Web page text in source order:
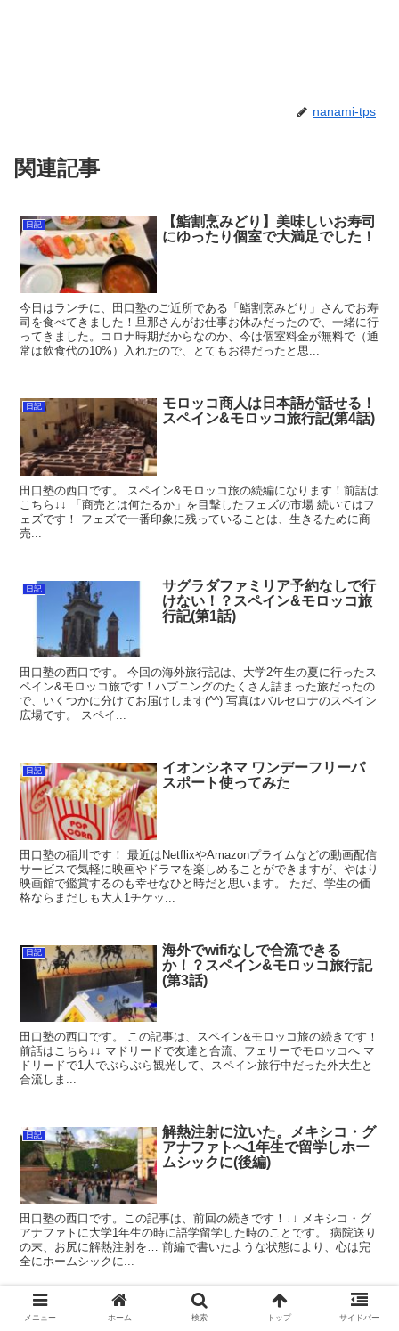
nanami-tps
関連記事
日記
【鮨割烹みどり】美味しいお寿司
にゆったり個室で大満足でした！
今日はランチに、田口塾のご近所である「鮨割烹みどり」さんでお寿
司を食べてきました！旦那さんがお仕事お休みだったので、一緒に行
ってきました。コロナ時期だからなのか、今は個室料金が無料で（通
常は飲食代の10%）入れたので、とてもお得だったと思...
日記
モロッコ商人は日本語が話せる！
スペイン&モロッコ旅行記(第4話)
田口塾の西口です。 スペイン&モロッコ旅の続編になります！前話は
こちら↓↓ 「商売とは何たるか」を目撃したフェズの市場 続いてはフ
ェズです！ フェズで一番印象に残っていることは、生きるために商
売...
日記
サグラダファミリア予約なしで行
けない！？スペイン&モロッコ旅
行記(第1話)
田口塾の西口です。 今回の海外旅行記は、大学2年生の夏に行ったス
ペイン&モロッコ旅です！ハプニングのたくさん詰まった旅だったの
で、いくつかに分けてお届けします(^^) 写真はバルセロナのスペイン
広場です。 スペイ...
日記
イオンシネマ ワンデーフリーパ
スポート使ってみた
田口塾の稲川です！ 最近はNetflixやAmazonプライムなどの動画配信
サービスで気軽に映画やドラマを楽しめることができますが、やはり
映画館で鑑賞するのも幸せなひと時だと思います。 ただ、学生の価
格ならまだしも大人1チケッ...
日記
海外でwifiなしで合流できる
か！？スペイン&モロッコ旅行記
(第3話)
田口塾の西口です。 この記事は、スペイン&モロッコ旅の続きです！
前話はこちら↓↓ マドリードで友達と合流、フェリーでモロッコへ マ
ドリードで1人でぶらぶら観光して、スペイン旅行中だった外大生と
合流しま...
日記
解熱注射に泣いた。メキシコ・グ
アナファトへ1年生で留学しホー
ムシックに(後編)
田口塾の西口です。この記事は、前回の続きです！↓↓ メキシコ・グ
アナファトに大学1年生の時に語学留学した時のことです。 病院送り
の末、お尻に解熱注射を… 前編で書いたような状態により、心は完
全にホームシックに...
スポンサーリンク
メニュー ホーム 検索 トップ サイドバー